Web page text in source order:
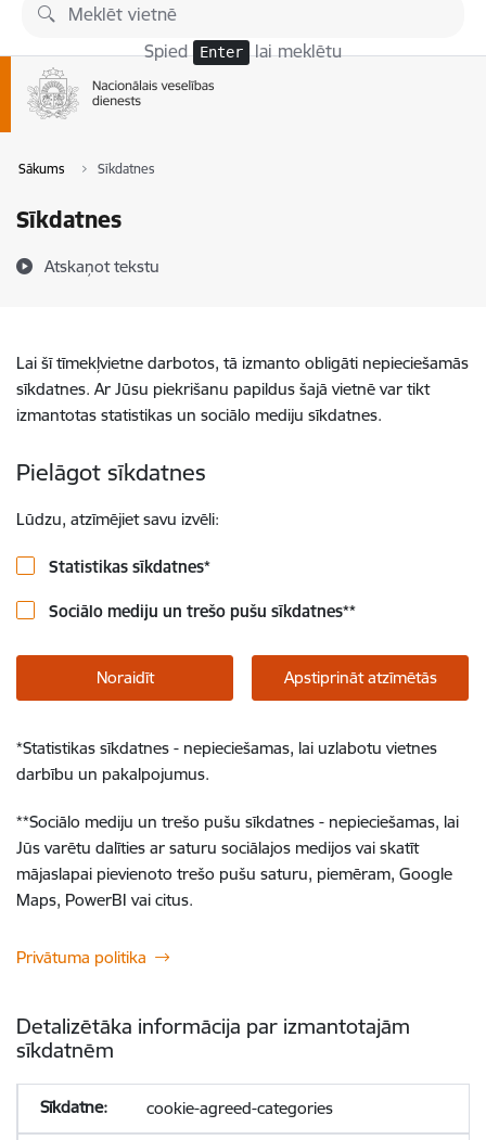
Pāriet uz lapas saturu
Spied Enter lai meklētu
Sākums Sīkdatnes
Sīkdatnes
Atskaņot tekstu
Lai šī tīmekļvietne darbotos, tā izmanto obligāti nepieciešamās
sīkdatnes. Ar Jūsu piekrišanu papildus šajā vietnē var tikt
izmantotas statistikas un sociālo mediju sīkdatnes.
Pielāgot sīkdatnes
Lūdzu, atzīmējiet savu izvēli:
Statistikas sīkdatnes*
Sociālo mediju un trešo pušu sīkdatnes**
Noraidīt Apstiprināt atzīmētās
*Statistikas sīkdatnes - nepieciešamas, lai uzlabotu vietnes
darbību un pakalpojumus.
**Sociālo mediju un trešo pušu sīkdatnes - nepieciešamas, lai
Jūs varētu dalīties ar saturu sociālajos medijos vai skatīt
mājaslapai pievienoto trešo pušu saturu, piemēram, Google
Maps, PowerBI vai citus.
Privātuma politika
Detalizētāka informācija par izmantotajām
sīkdatnēm
cookie-agreed-categories